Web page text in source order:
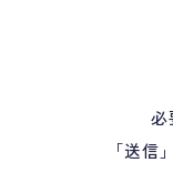
必
「送信